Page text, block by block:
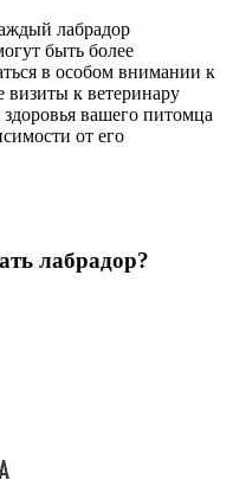
лабрадор
быть более
в особом внимании к
к ветеринару
вашего питомца
от его
лабрадор?